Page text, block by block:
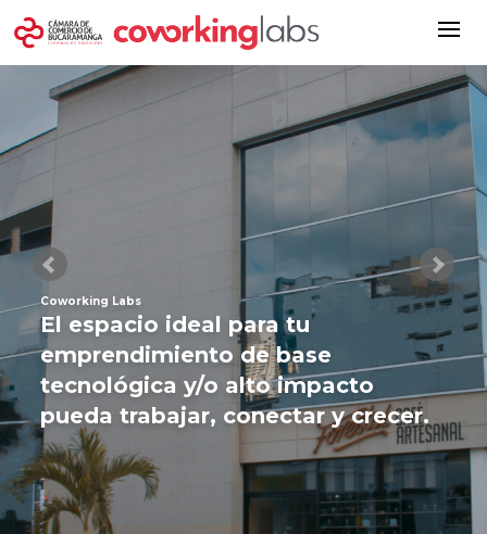
Coworking Labs
El espacio ideal para tu
emprendimiento de base
tecnológica y/o alto impacto
pueda trabajar, conectar y crecer.